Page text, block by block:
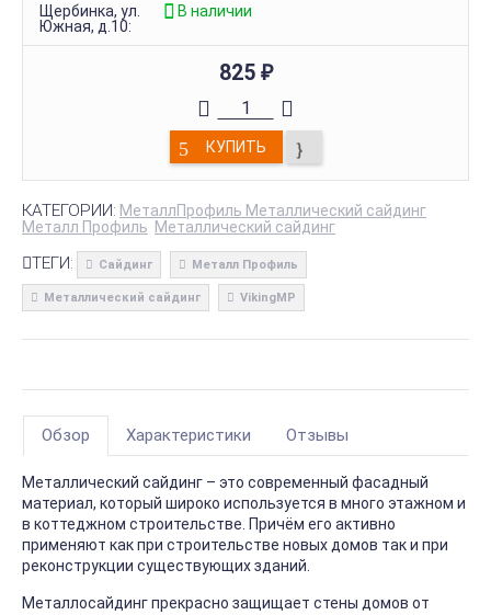
Щербинка, ул.
Южная, д.10:
В наличии
825 ₽
КУПИТЬ
КАТЕГОРИИ: МеталлПрофиль Металлический сайдинг
Металл Профиль Металлический сайдинг
ТЕГИ: Сайдинг Металл Профиль
Металлический сайдинг VikingMP
Обзор Характеристики Отзывы
Металлический сайдинг – это современный фасадный
материал, который широко используется в много этажном и
в коттеджном строительстве. Причём его активно
применяют как при строительстве новых домов так и при
реконструкции существующих зданий.
Металлосайдинг прекрасно защищает стены домов от